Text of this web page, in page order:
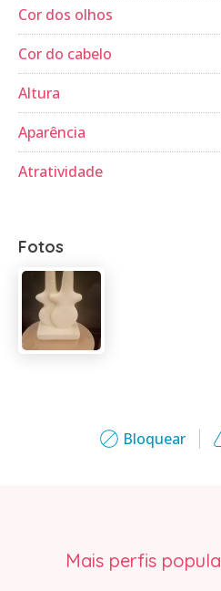
Bloquear
Cor dos olhos
Cor do cabelo
Altura
Aparência
Atratividade
Fotos
Mais perfis